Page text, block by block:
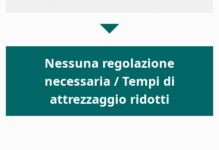
Nessuna regolazione
necessaria / Tempi di
attrezzaggio ridotti